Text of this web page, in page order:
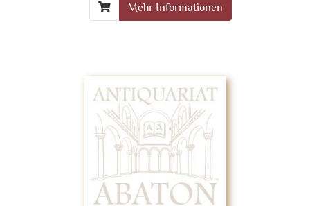
Mehr Informationen